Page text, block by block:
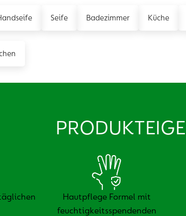
Seife Badezimmer Küche
Hautpflege Formel mit
feuchtigkeitsspendenden